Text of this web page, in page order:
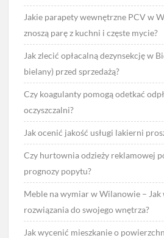
Jakie parapety wewnętrzne PCV w
znoszą parę z kuchni i częste mycie?
Jak zlecić opłacalną dezynsekcję w
bielany) przed sprzedażą?
Czy koagulanty pomogą odetkać
oczyszczalni?
Jak ocenić jakość usługi lakierni
Czy hurtownia odzieży reklamowej
prognozy popytu?
Meble na wymiar w Wilanowie – Jak
rozwiązania do swojego wnętrza?
Jak wycenić mieszkanie o